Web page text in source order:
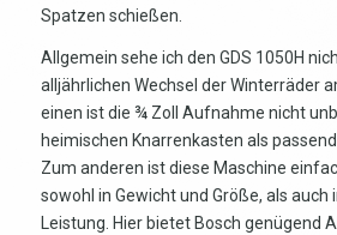
Spatzen schießen.
Allgemein sehe ich den GDS 1050H
alljährlichen Wechsel der Winterräder
einen ist die ¾ Zoll Aufnahme nicht
heimischen Knarrenkasten als
Zum anderen ist diese Maschine
sowohl in Gewicht und Größe, als auch
Leistung. Hier bietet Bosch genügend